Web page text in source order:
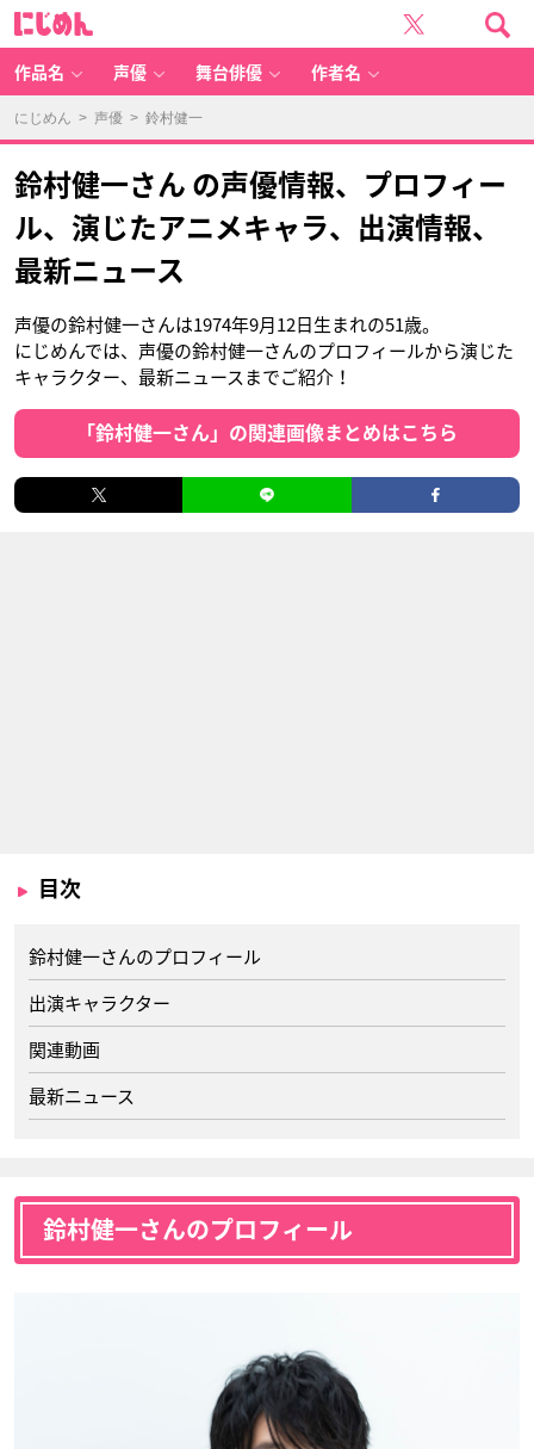
作品名 声優 舞台俳優 作者名
にじめん > 声優 > 鈴村健一
鈴村健一さん の声優情報、プロフィー
ル、演じたアニメキャラ、出演情報、
最新ニュース
声優の鈴村健一さんは1974年9月12日生まれの51歳。
にじめんでは、声優の鈴村健一さんのプロフィールから演じた
キャラクター、最新ニュースまでご紹介！
「鈴村健一さん」の関連画像まとめはこちら
目次
鈴村健一さんのプロフィール
出演キャラクター
関連動画
最新ニュース
鈴村健一さんのプロフィール